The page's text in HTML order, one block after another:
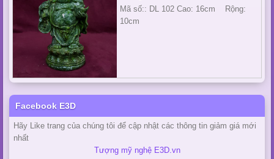
Mã số:: DL 102 Cao: 16cm Rộng:
10cm
Facebook E3D
Hãy Like trang của chúng tôi để cập nhật các thông tin giảm giá mới
nhất
Tượng mỹ nghệ E3D.vn